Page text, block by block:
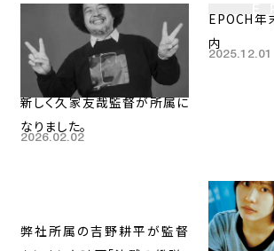
新しく久家友哉監督が所属に
なりました。
2026.02.02
EPOCH年
内
2025.12.01
弊社所属の吉野耕平が監督